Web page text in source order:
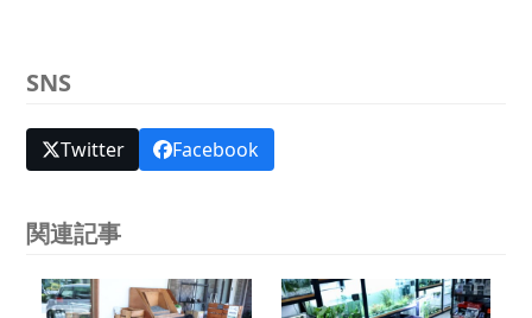
SNS
Twitter Facebook
関連記事